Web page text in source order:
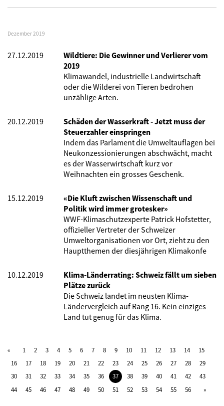
Dezember 2019
27.12.2019
Wildtiere: Die Gewinner und Verlierer vom
2019
Klimawandel, industrielle Landwirtschaft
oder die Wilderei von Tieren bedrohen
unzählige Arten.
20.12.2019
Schäden der Wasserkraft - Jetzt muss der
Steuerzahler einspringen
Indem das Parlament die Umweltauflagen bei
Neukonzessionierungen abschwächt, macht
es der Wasserwirtschaft kurz vor
Weihnachten ein grosses Geschenk.
15.12.2019
«Die Kluft zwischen Wissenschaft und
Politik wird immer grotesker»
WWF-Klimaschutzexperte Patrick Hofstetter,
offizieller Vertreter der Schweizer
Umweltorganisationen vor Ort, zieht zu den
Hauptthemen der diesjährigen Klimakonfe
10.12.2019
Klima-Länderrating: Schweiz fällt um sieben
Plätze zurück
Die Schweiz landet im neusten Klima-
Ländervergleich auf Rang 16. Kein einziges
Land tut genug für das Klima.
1 2 3 4 5 6 7 8 9 10 11 12 13 14
15
16
17 18 19 20 21 22 23 24 25 26 27 28
29
30
31 32 33 34 35 36 37 38 39 40 41 42
43
44
45 46 47 48 49 50 51 52 53 54 55 56